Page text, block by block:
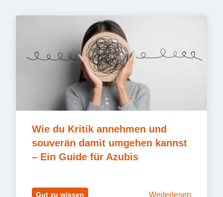
Wie du Kritik annehmen und
souverän damit umgehen kannst
– Ein Guide für Azubis
Gut zu wissen Weiterlesen